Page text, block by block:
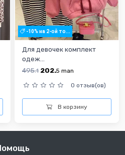
-10% на 2-ой то...
Для девочек комплект
одеж...
495.1 202.5 man
0 отзыв(ов)
В корзину